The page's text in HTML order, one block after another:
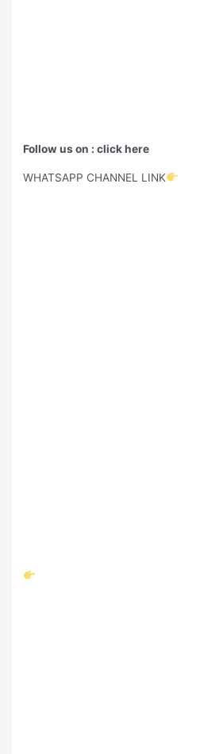
Follow us on : click here
WHATSAPP CHANNEL LINK